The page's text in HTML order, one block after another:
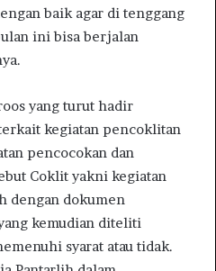
baik agar di tenggang
ini bisa berjalan
yang turut hadir
kegiatan pencoklitan
pencocokan dan
Coklit yakni kegiatan
dengan dokumen
kemudian diteliti
syarat atau tidak.